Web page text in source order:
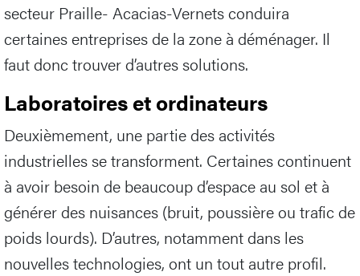
secteur Praille- Acacias-Vernets conduira
certaines entreprises de la zone à déménager. Il
faut donc trouver d’autres solutions.
Laboratoires et ordinateurs
Deuxièmement, une partie des activités
industrielles se transforment. Certaines continuent
à avoir besoin de beaucoup d’espace au sol et à
générer des nuisances (bruit, poussière ou trafic de
poids lourds). D’autres, notamment dans les
nouvelles technologies, ont un tout autre profil.